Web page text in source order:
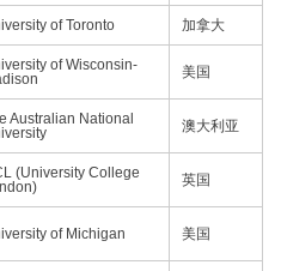
of Toronto 加拿大
of Wisconsin-
美国
Australian National
澳大利亚
(University College
英国
of Michigan 美国